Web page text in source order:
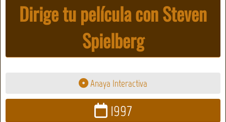
Dirige tu película con Steven
Spielberg
Anaya Interactiva
1997